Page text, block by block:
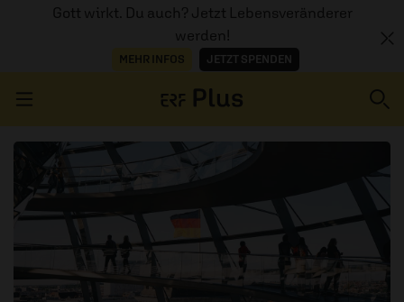
Gott wirkt. Du auch? Jetzt Lebensveränderer
werden!
MEHR INFOS JETZT SPENDEN
ERZÄHL MAL
AUDIOTHEK